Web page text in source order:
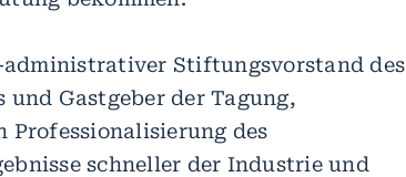
Stiftungsvorstand des
und Gastgeber der Tagung,
des
schneller der Industrie und